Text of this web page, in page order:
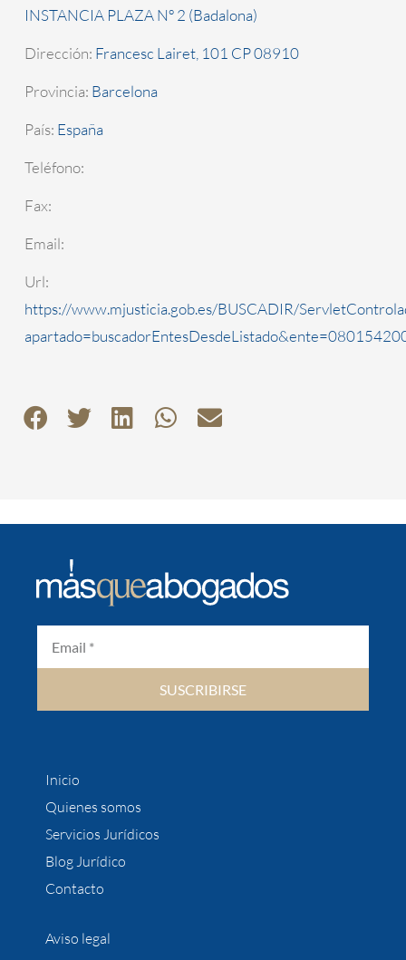
INSTANCIA PLAZA Nº 2 (Badalona)
Dirección: Francesc Lairet, 101 CP 08910
Provincia: Barcelona
País: España
Teléfono:
Fax:
Email:
Url:
https://www.mjusticia.gob.es/BUSCADIR/
SUSCRIBIRSE
Inicio
Quienes somos
Servicios Jurídicos
Blog Jurídico
Contacto
Aviso legal